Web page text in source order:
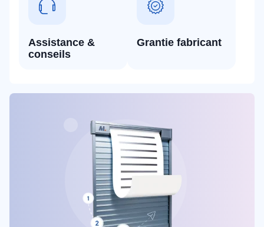
Assistance &
conseils
Grantie fabricant